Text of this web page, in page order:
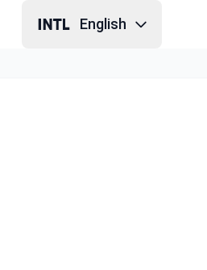
English